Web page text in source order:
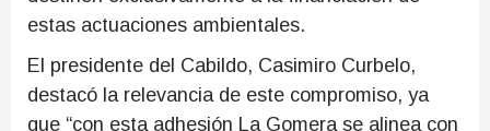
estas actuaciones ambientales.
El presidente del Cabildo, Casimiro Curbelo,
destacó la relevancia de este compromiso, ya
que “con esta adhesión La Gomera se alinea con